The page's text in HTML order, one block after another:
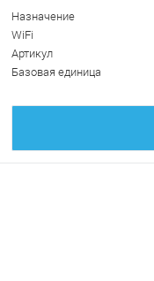
Назначение
WiFi
Артикул
Базовая единица